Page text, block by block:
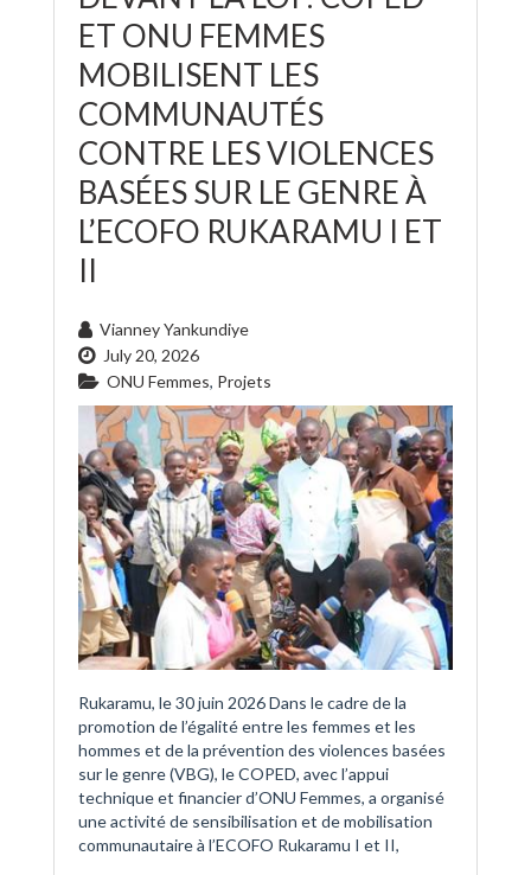
ET ONU FEMMES
MOBILISENT LES
COMMUNAUTÉS
CONTRE LES VIOLENCES
BASÉES SUR LE GENRE À
L’ECOFO RUKARAMU I ET
II
Vianney Yankundiye
July 20, 2026
ONU Femmes, Projets
Rukaramu, le 30 juin 2026 Dans le cadre de la
promotion de l’égalité entre les femmes et les
hommes et de la prévention des violences basées
sur le genre (VBG), le COPED, avec l’appui
technique et financier d’ONU Femmes, a organisé
une activité de sensibilisation et de mobilisation
communautaire à l’ECOFO Rukaramu I et II,